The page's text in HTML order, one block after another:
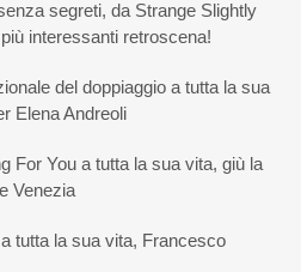
segreti, da Strange Slightly
interessanti retroscena!
del doppiaggio a tutta la sua
Elena Andreoli
For You a tutta la sua vita, giù la
Venezia
tutta la sua vita, Francesco